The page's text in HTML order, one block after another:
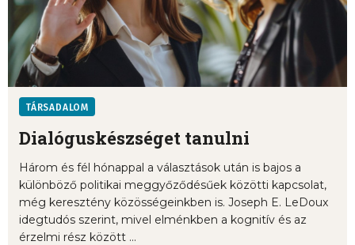
TÁRSADALOM
Dialóguskészséget tanulni
Három és fél hónappal a választások után is bajos a
különböző politikai meggyőződésűek közötti kapcsolat,
még keresztény közösségeinkben is. Joseph E. LeDoux
idegtudós szerint, mivel elménkben a kognitív és az
érzelmi rész között ...